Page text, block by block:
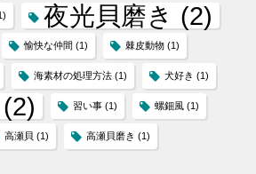
夜光貝磨き (2)
愉快な仲間 (1) 棘皮動物 (1)
海素材の処理方法 (1) 犬好き (1)
(2) 習い事 (1) 螺鈿風 (1)
高瀬貝 (1) 高瀬貝磨き (1)